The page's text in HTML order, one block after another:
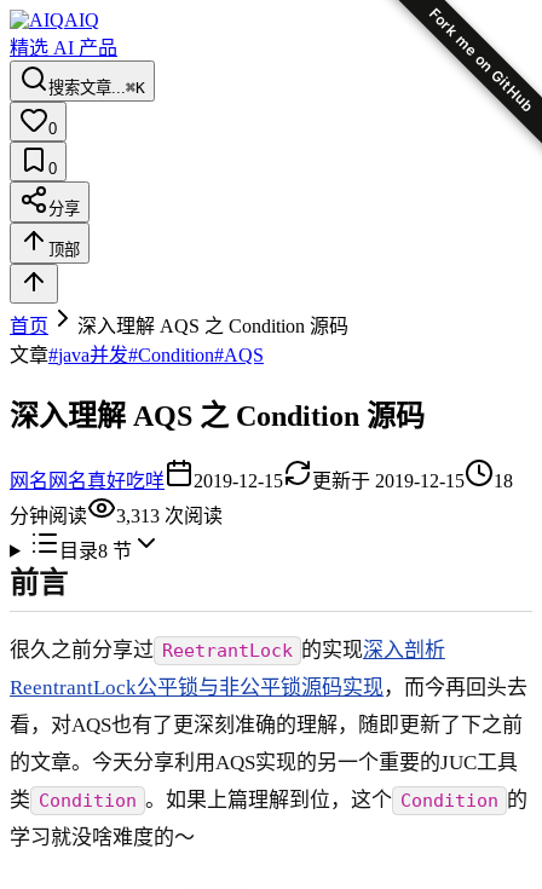
Fork me on GitHub
AIQ
精选 AI 产品
搜索文章...⌘K
0
0
分享
顶部
首页
深入理解 AQS 之 Condition 源码
文章#java并发#Condition#AQS
深入理解 AQS 之 Condition 源码
网名 网名真好吃咩 2019-12-15 更新于 2019-12-15
18
分钟阅读
3,313 次阅读
目录8节
前言
很久之前分享过 ReetrantLock 的实现深入剖析
ReentrantLock公平锁与非公平锁源码实现，而今再回头去
看，对AQS也有了更深刻准确的理解，随即更新了下之前
的文章。今天分享利用AQS实现的另一个重要的JUC工具
类 Condition 。如果上篇理解到位，这个 Condition 的
学习就没啥难度的～